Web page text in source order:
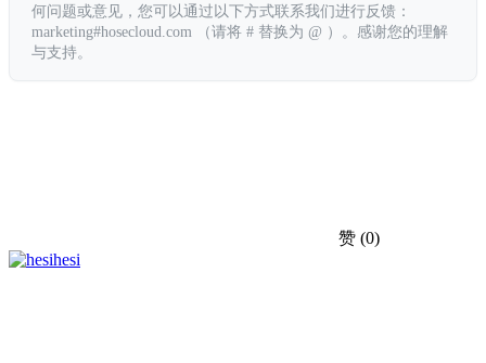
何问题或意见，您可以通过以下方式联系我们进行反馈：
marketing#hosecloud.com （请将 # 替换为 @ ）。感谢您的理解
与支持。
赞 (0)
hesi